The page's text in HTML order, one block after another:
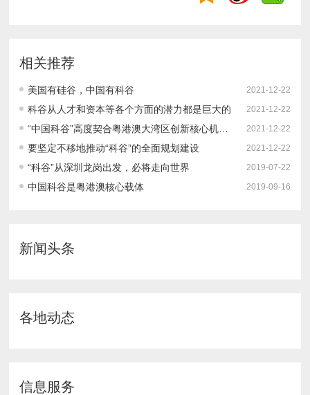
相关推荐
美国有硅谷，中国有科谷 2021-12-22
科谷从人才和资本等各个方面的潜力都是巨大的 2021-12-22
“中国科谷”高度契合粤港澳大湾区创新核心机定位 2021-12-22
要坚定不移地推动“科谷”的全面规划建设 2021-12-22
“科谷”从深圳龙岗出发，必将走向世界 2019-07-22
中国科谷是粤港澳核心载体 2019-09-16
新闻头条
各地动态
信息服务